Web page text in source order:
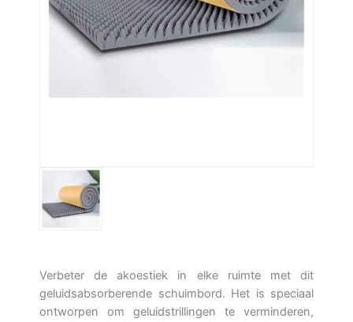
Verbeter de akoestiek in elke ruimte met dit
geluidsabsorberende schuimbord. Het is speciaal
ontworpen om geluidstrillingen te verminderen,